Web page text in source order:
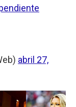
abril 27,